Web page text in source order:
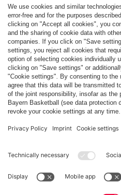
Pagamento e consegna
FC Bayern Store App
RECESSO